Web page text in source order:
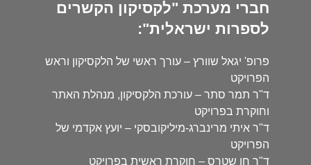
חברי מערכת "לקסיקון הקשרים
לספרות ישראלית":
פרופ' יגאל שוורץ – עורך ראשי של הלקסיקון וראש
הפרויקט
ד"ר תמר סתר – עורכת הלקסיקון, מנהלת האתר
וחוקרת בפרויקט
ד"ר איתי מרינברג-מיליקובסקי – יועץ אקדמי של
הפרויקט
ד"ר חן שטרס – חוקרת ראשית בפרויקט